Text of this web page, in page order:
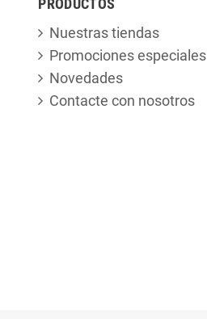
PRODUCTOS
Nuestras tiendas
Promociones especiales
Novedades
Contacte con nosotros